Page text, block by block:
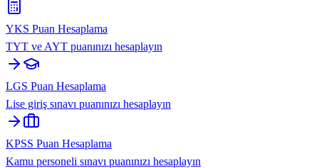
YKS Puan Hesaplama
TYT ve AYT puanınızı hesaplayın
LGS Puan Hesaplama
Lise giriş sınavı puanınızı hesaplayın
KPSS Puan Hesaplama
Kamu personeli sınavı puanınızı hesaplayın